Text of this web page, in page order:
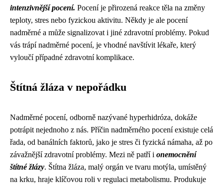
intenzivnější pocení. Pocení je přirozená reakce těla na změny
teploty, stres nebo fyzickou aktivitu. Někdy je ale pocení
nadměrné a může signalizovat i jiné zdravotní problémy. Pokud
vás trápí nadměrné pocení, je vhodné navštívit lékaře, který
vyloučí případné zdravotní komplikace.
Štítná žláza v nepořádku
Nadměrné pocení, odborně nazývané hyperhidróza, dokáže
potrápit nejednoho z nás. Příčin nadměrného pocení existuje celá
řada, od banálních faktorů, jako je stres či fyzická námaha, až po
závažnější zdravotní problémy. Mezi ně patří i onemocnění
štítné žlázy. Štítna žláza, malý orgán ve tvaru motýla, umístěný
na krku, hraje klíčovou roli v regulaci metabolismu. Produkuje